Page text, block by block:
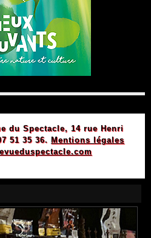
du Spectacle, 14 rue Henri
51 35 36. Mentions légales